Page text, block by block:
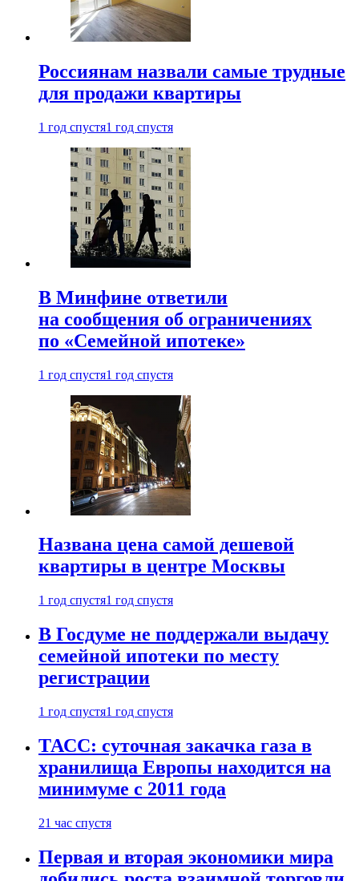
Россиянам назвали самые трудные
для продажи квартиры
1 год спустя1 год спустя
В Минфине ответили
на сообщения об ограничениях
по «Семейной ипотеке»
1 год спустя1 год спустя
Названа цена самой дешевой
квартиры в центре Москвы
1 год спустя1 год спустя
В Госдуме не поддержали выдачу
семейной ипотеки по месту
регистрации
1 год спустя1 год спустя
ТАСС: суточная закачка газа в
хранилища Европы находится на
минимуме с 2011 года
21 час спустя
Первая и вторая экономики мира